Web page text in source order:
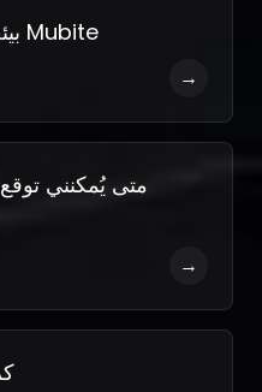
بيئة التداول وتفاصيل حساب Mubite
→
متى يُمكنني
→